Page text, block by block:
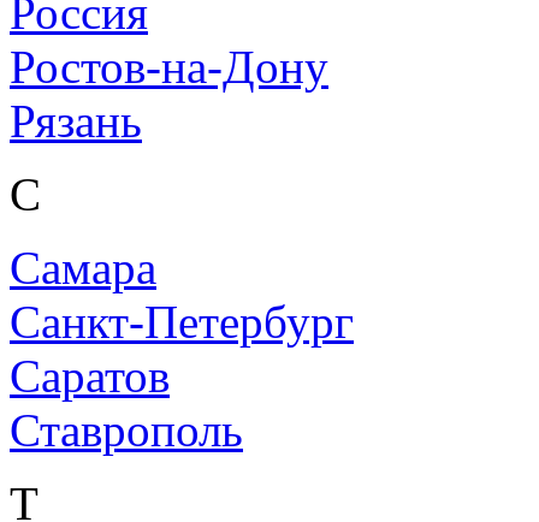
Россия
Ростов-на-Дону
Рязань
С
Самара
Санкт-Петербург
Саратов
Ставрополь
Т